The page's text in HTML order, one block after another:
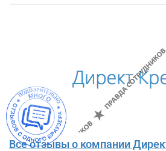
Все отзывы о компании